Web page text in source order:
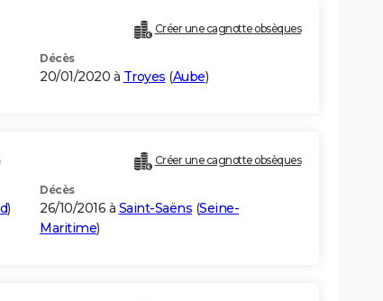
Créer une cagnotte obsèques
Décès
20/01/2020 à Troyes (Aube)
Créer une cagnotte obsèques
)
Décès
26/10/2016 à Saint-Saëns (Seine-
Maritime)